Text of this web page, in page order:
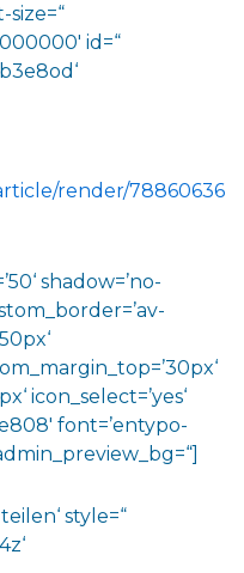
id=“
render/78860636
shadow=’no-
icon_select=’yes‘
font=’entypo-
style=“